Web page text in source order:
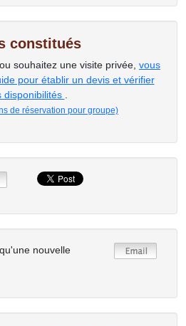
constitués
souhaitez une visite privée, vous
pour établir un devis et vérifier
disponibilités
de réservation pour groupe)
nouvelle